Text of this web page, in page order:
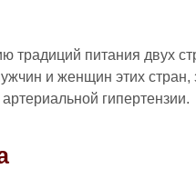
традиций питания двух
и женщин этих
гипертензии.